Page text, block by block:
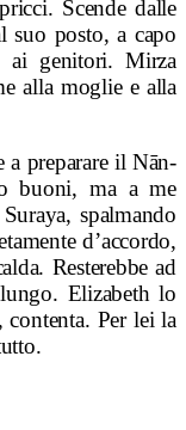
Scende dalle
suo posto, a capo
ai genitori. Mirza
alla moglie e alla
a preparare il Nān-
buoni, ma a me
spalmando
d’accordo,
Resterebbe ad
Elizabeth lo
Per lei la